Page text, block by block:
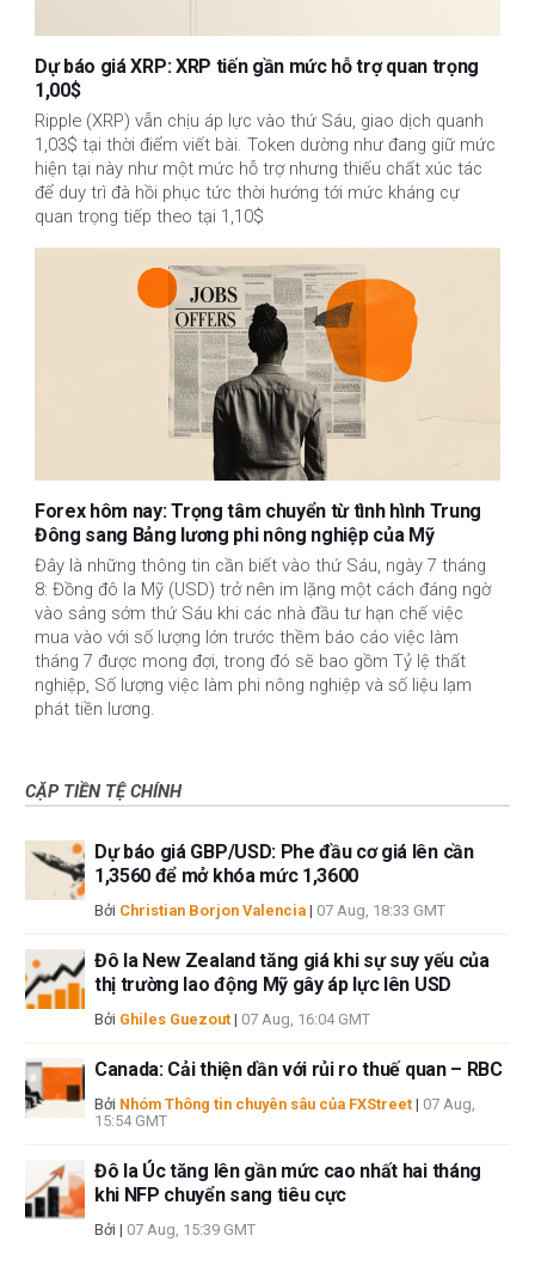
Dự báo giá XRP: XRP tiến gần mức hỗ trợ quan trọng
1,00$
Ripple (XRP) vẫn chịu áp lực vào thứ Sáu, giao dịch quanh
1,03$ tại thời điểm viết bài. Token dường như đang giữ mức
hiện tại này như một mức hỗ trợ nhưng thiếu chất xúc tác
để duy trì đà hồi phục tức thời hướng tới mức kháng cự
quan trọng tiếp theo tại 1,10$
Forex hôm nay: Trọng tâm chuyển từ tình hình Trung
Đông sang Bảng lương phi nông nghiệp của Mỹ
Đây là những thông tin cần biết vào thứ Sáu, ngày 7 tháng
8: Đồng đô la Mỹ (USD) trở nên im lặng một cách đáng ngờ
vào sáng sớm thứ Sáu khi các nhà đầu tư hạn chế việc
mua vào với số lượng lớn trước thềm báo cáo việc làm
tháng 7 được mong đợi, trong đó sẽ bao gồm Tỷ lệ thất
nghiệp, Số lượng việc làm phi nông nghiệp và số liệu lạm
phát tiền lương.
CẶP TIỀN TỆ CHÍNH
Dự báo giá GBP/USD: Phe đầu cơ giá lên cần
1,3560 để mở khóa mức 1,3600
Bởi Christian Borjon Valencia | 07 Aug, 18:33 GMT
Đô la New Zealand tăng giá khi sự suy yếu của
thị trường lao động Mỹ gây áp lực lên USD
Bởi Ghiles Guezout | 07 Aug, 16:04 GMT
Canada: Cải thiện dần với rủi ro thuế quan – RBC
Bởi Nhóm Thông tin chuyên sâu của FXStreet | 07 Aug,
15:54 GMT
Đô la Úc tăng lên gần mức cao nhất hai tháng
khi NFP chuyển sang tiêu cực
Bởi | 07 Aug, 15:39 GMT